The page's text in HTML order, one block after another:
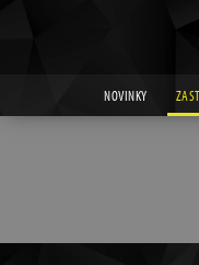
NOVINKY